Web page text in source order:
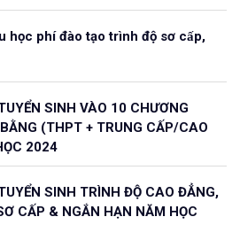
học phí đào tạo trình độ sơ cấp,
SINH VÀO 10 CHƯƠNG
(THPT + TRUNG CẤP/CAO
2024
SINH TRÌNH ĐỘ CAO ĐẲNG,
CẤP & NGẮN HẠN NĂM HỌC